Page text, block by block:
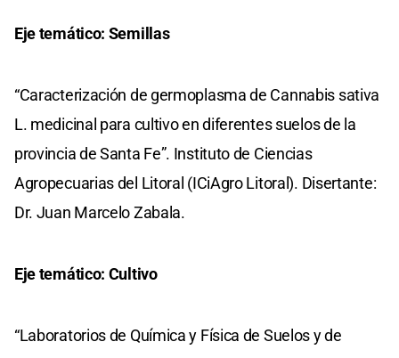
Eje temático: Semillas
“Caracterización de germoplasma de Cannabis sativa
L. medicinal para cultivo en diferentes suelos de la
provincia de Santa Fe”. Instituto de Ciencias
Agropecuarias del Litoral (ICiAgro Litoral). Disertante:
Dr. Juan Marcelo Zabala.
Eje temático: Cultivo
“Laboratorios de Química y Física de Suelos y de